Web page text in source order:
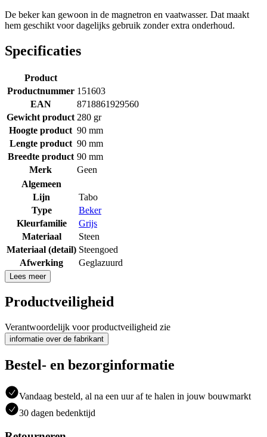
De beker kan gewoon in de magnetron en vaatwasser. Dat maakt
hem geschikt voor dagelijks gebruik zonder extra onderhoud.
Specificaties
Product
Productnummer 151603
EAN
8718861929560
Gewicht product 280 gr
Hoogte product 90 mm
Lengte product 90 mm
Breedte product 90 mm
Merk
Geen
Algemeen
Lijn
Tabo
Type
Beker
Kleurfamilie
Grijs
Materiaal
Steen
Materiaal (detail) Steengoed
Afwerking
Geglazuurd
Lees meer
Productveiligheid
Verantwoordelijk voor productveiligheid zie
informatie over de fabrikant
Bestel- en bezorginformatie
Vandaag besteld, al na een uur af te halen in jouw bouwmarkt
30 dagen bedenktijd